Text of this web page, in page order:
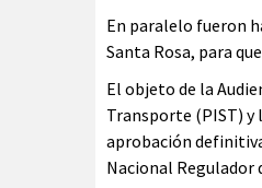
En paralelo fueron
Santa Rosa, para
El objeto de la
Transporte (PIST)
aprobación
Nacional Regulador